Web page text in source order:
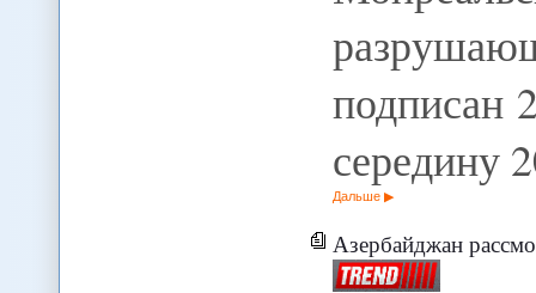
подписан
середину
Дальше
Азербайджан рассмотрит